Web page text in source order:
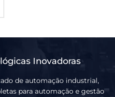
Inovadoras
de automação industrial,
para automação e gestão